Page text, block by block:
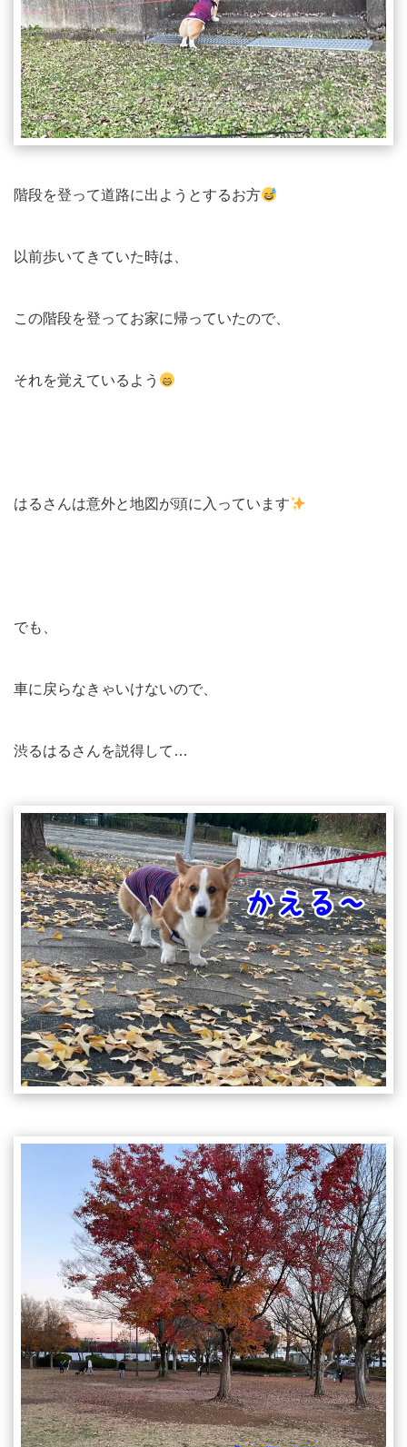
階段を登って道路に出ようとするお方
以前歩いてきていた時は、
この階段を登ってお家に帰っていたので、
それを覚えているよう
はるさんは意外と地図が頭に入っています
でも、
車に戻らなきゃいけないので、
渋るはるさんを説得して…